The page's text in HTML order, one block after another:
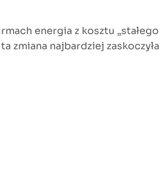
energia z kosztu
zmiana najbardziej